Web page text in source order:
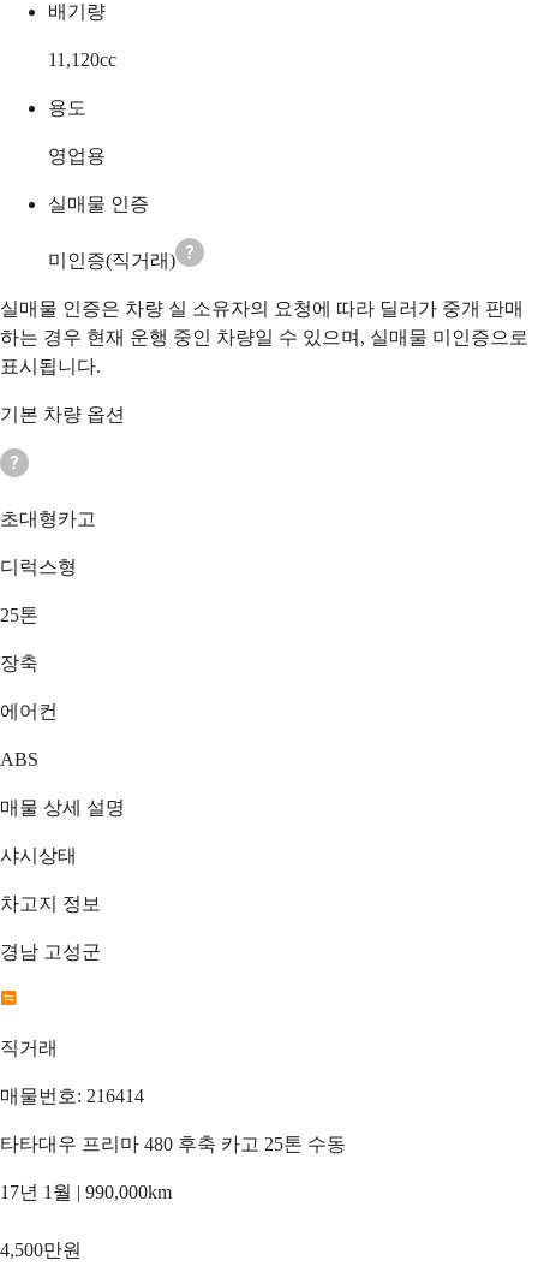
배기량
11,120cc
용도
영업용
실매물 인증
미인증(직거래)
실매물 인증은 차량 실 소유자의 요청에 따라 딜러가 중개 판매
하는 경우 현재 운행 중인 차량일 수 있으며, 실매물 미인증으로
표시됩니다.
기본 차량 옵션
초대형카고
디럭스형
25톤
장축
에어컨
ABS
매물 상세 설명
샤시상태
차고지 정보
경남 고성군
직거래
매물번호: 216414
타타대우 프리마 480 후축 카고 25톤 수동
17년 1월 | 990,000km
4,500만원